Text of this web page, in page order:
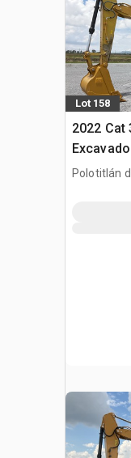
Lot 158
2022 Cat
Koparka
Polotitlán